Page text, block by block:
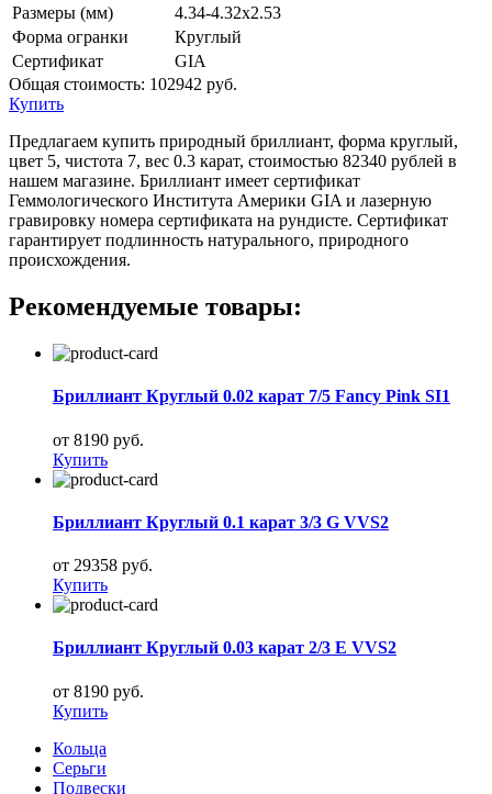
Размеры (мм)
4.34-4.32x2.53
Форма огранки
Круглый
Сертификат
GIA
Общая стоимость: 102942 руб.
Купить
Предлагаем купить природный бриллиант, форма круглый,
цвет 5, чистота 7, вес 0.3 карат, стоимостью 82340 рублей в
нашем магазине. Бриллиант имеет сертификат
Геммологического Института Америки GIA и лазерную
гравировку номера сертификата на рундисте. Сертификат
гарантирует подлинность натурального, природного
происхождения.
Рекомендуемые товары:
Бриллиант Круглый 0.02 карат 7/5 Fancy Pink SI1
от 8190 руб.
Купить
Бриллиант Круглый 0.1 карат 3/3 G VVS2
от 29358 руб.
Купить
Бриллиант Круглый 0.03 карат 2/3 E VVS2
от 8190 руб.
Купить
Кольца
Серьги
Подвески